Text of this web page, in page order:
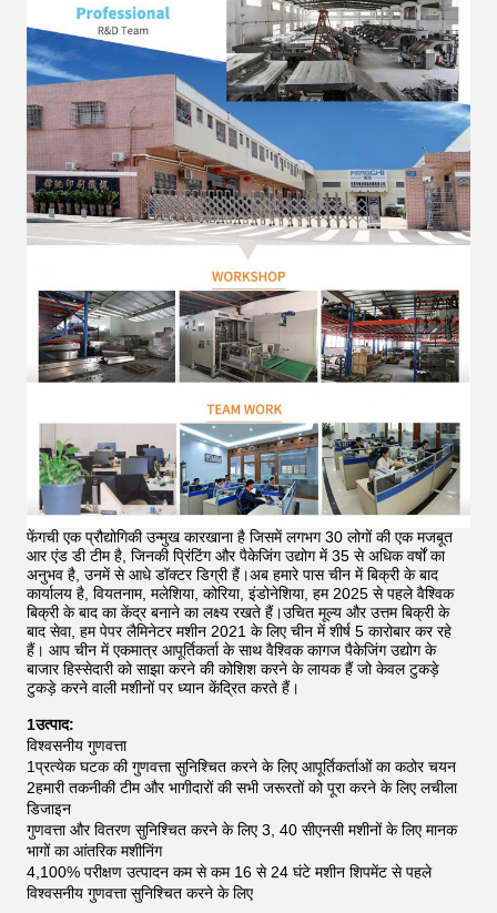
फेंगची एक प्रौद्योगिकी उन्मुख कारखाना है जिसमें लगभग 30 लोगों की एक मजबूत
आर एंड डी टीम है, जिनकी प्रिंटिंग और पैकेजिंग उद्योग में 35 से अधिक वर्षों का
अनुभव है, उनमें से आधे डॉक्टर डिग्री हैं।अब हमारे पास चीन में बिक्री के बाद
कार्यालय है, वियतनाम, मलेशिया, कोरिया, इंडोनेशिया, हम 2025 से पहले वैश्विक
बिक्री के बाद का केंद्र बनाने का लक्ष्य रखते हैं।उचित मूल्य और उत्तम बिक्री के
बाद सेवा, हम पेपर लैमिनेटर मशीन 2021 के लिए चीन में शीर्ष 5 कारोबार कर रहे
हैं। आप चीन में एकमात्र आपूर्तिकर्ता के साथ वैश्विक कागज पैकेजिंग उद्योग के
बाजार हिस्सेदारी को साझा करने की कोशिश करने के लायक हैं जो केवल टुकड़े
टुकड़े करने वाली मशीनों पर ध्यान केंद्रित करते हैं।
1उत्पाद:
विश्वसनीय गुणवत्ता
1प्रत्येक घटक की गुणवत्ता सुनिश्चित करने के लिए आपूर्तिकर्ताओं का कठोर चयन
2हमारी तकनीकी टीम और भागीदारों की सभी जरूरतों को पूरा करने के लिए लचीला
डिजाइन
गुणवत्ता और वितरण सुनिश्चित करने के लिए 3, 40 सीएनसी मशीनों के लिए मानक
भागों का आंतरिक मशीनिंग
4,100% परीक्षण उत्पादन कम से कम 16 से 24 घंटे मशीन शिपमेंट से पहले
विश्वसनीय गुणवत्ता सुनिश्चित करने के लिए